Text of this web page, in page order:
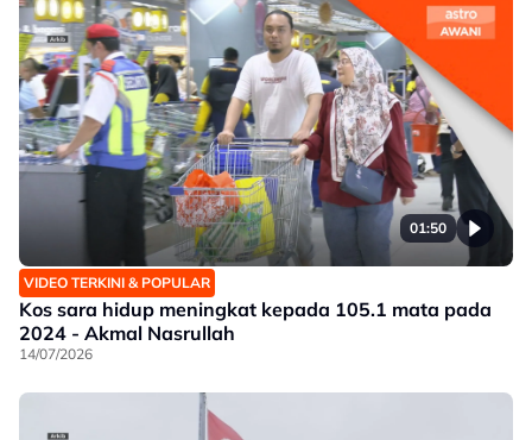
01:50
VIDEO TERKINI & POPULAR
Kos sara hidup meningkat kepada 105.1 mata pada
2024 - Akmal Nasrullah
14/07/2026